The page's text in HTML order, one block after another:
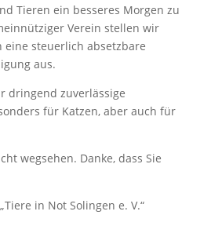
Tieren ein besseres Morgen zu
Verein stellen wir
eine steuerlich absetzbare
aus.
dringend zuverlässige
für Katzen, aber auch für
wegsehen. Danke, dass Sie
in Not Solingen e. V.“